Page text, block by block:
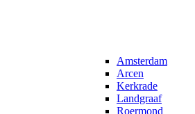
Amsterdam
Arcen
Kerkrade
Landgraaf
Roermond